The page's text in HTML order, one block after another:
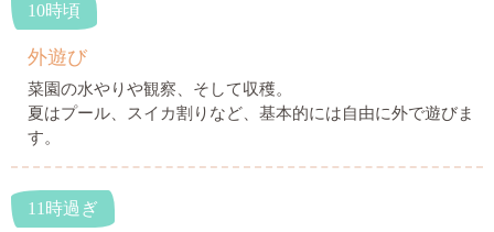
10時頃
外遊び
菜園の水やりや観察、そして収穫。
夏はプール、スイカ割りなど、基本的には自由に外で遊びま
す。
11時過ぎ